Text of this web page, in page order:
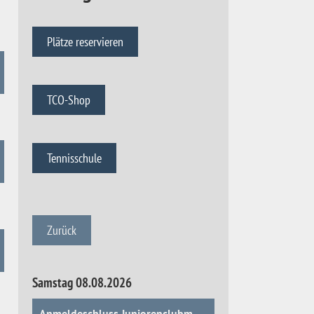
Plätze reservieren
TCO-Shop
Tennisschule
Zurück
Samstag 08.08.2026